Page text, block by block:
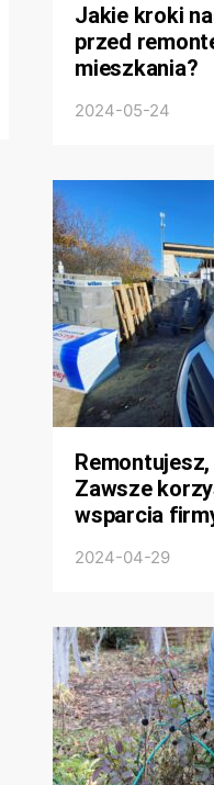
Jakie kroki
przed
mieszkania?
2024-05-24
Zawsze
wsparcia
2024-04-29